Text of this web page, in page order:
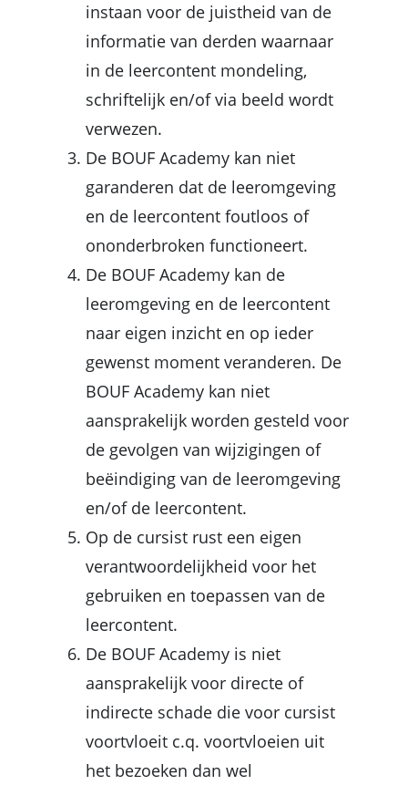
instaan voor de juistheid van de
informatie van derden waarnaar
in de leercontent mondeling,
schriftelijk en/of via beeld wordt
verwezen.
De BOUF Academy kan niet
garanderen dat de leeromgeving
en de leercontent foutloos of
ononderbroken functioneert.
De BOUF Academy kan de
leeromgeving en de leercontent
naar eigen inzicht en op ieder
gewenst moment veranderen. De
BOUF Academy kan niet
aansprakelijk worden gesteld voor
de gevolgen van wijzigingen of
beëindiging van de leeromgeving
en/ofde leercontent.
Op de cursist rust een eigen
verantwoordelijkheid voor het
gebruiken en toepassen van de
leercontent.
De BOUF Academy is niet
aansprakelijk voor directe of
indirecte schade die voor cursist
voortvloeit c.q. voortvloeien uit
het bezoeken dan wel